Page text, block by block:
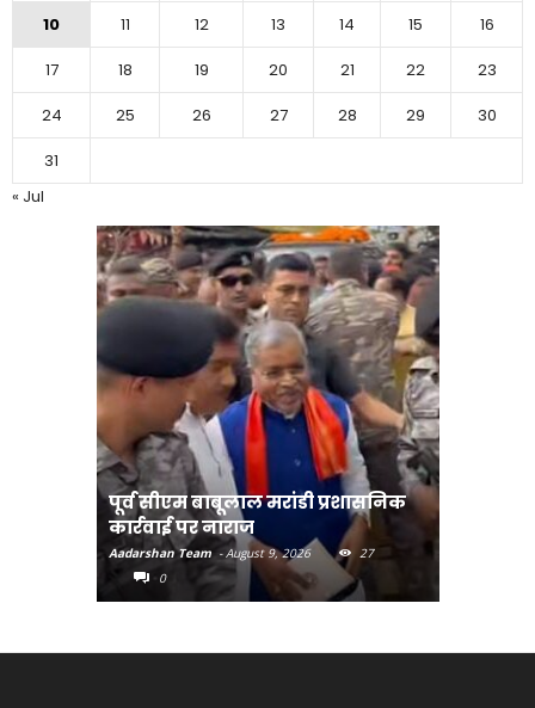
10
11 12 13 14 15
16
17
18 19 20 21 22
23
24
25 26 27 28 29
30
31
« Jul
पूर्व सीएम बाबूलाल मरांडी प्रशासनिक
कार्रवाई पर नाराज
Aadarshan Team - August 9, 2026
27
0